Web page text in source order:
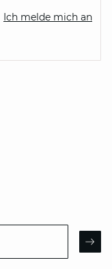
Ich melde mich an